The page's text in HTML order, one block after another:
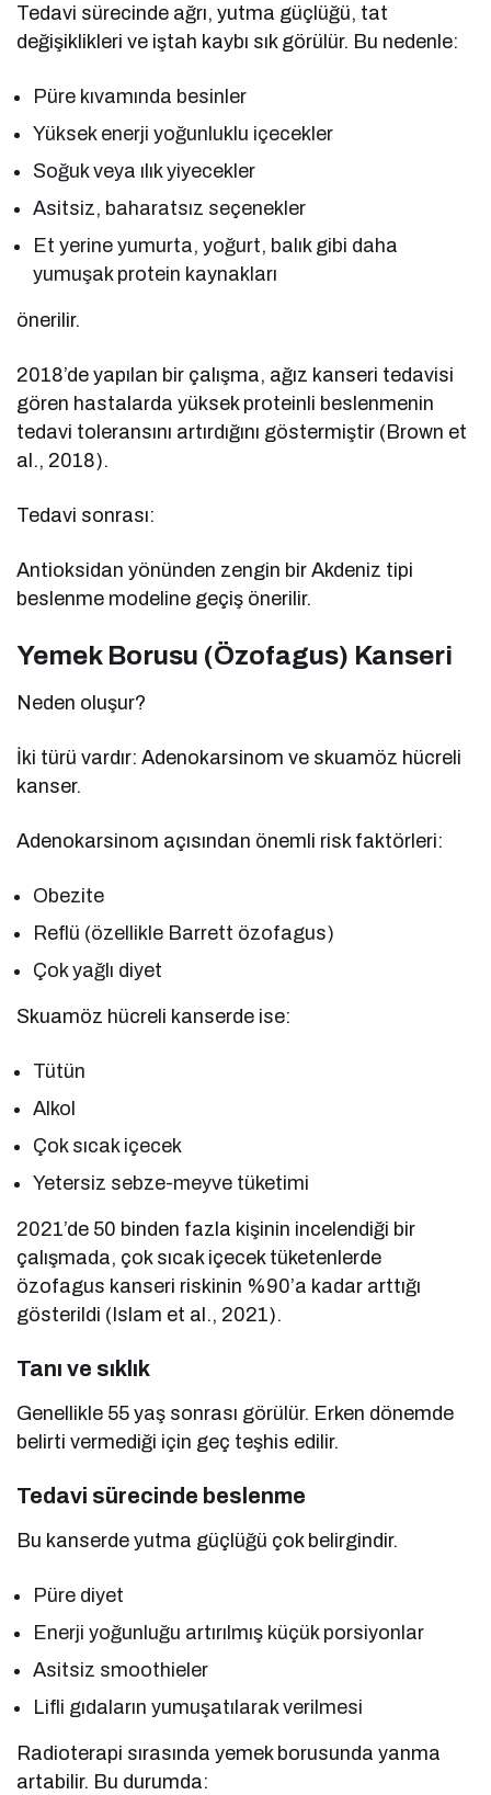
Tedavi sürecinde ağrı, yutma güçlüğü, tat
değişiklikleri ve iştah kaybı sık görülür. Bu nedenle:
Püre kıvamında besinler
Yüksek enerji yoğunluklu içecekler
Soğuk veya ılık yiyecekler
Asitsiz, baharatsız seçenekler
Et yerine yumurta, yoğurt, balık gibi daha
yumuşak protein kaynakları
önerilir.
2018’de yapılan bir çalışma, ağız kanseri tedavisi
gören hastalarda yüksek proteinli beslenmenin
tedavi toleransını artırdığını göstermiştir (Brown et
al., 2018).
Tedavi sonrası:
Antioksidan yönünden zengin bir Akdeniz tipi
beslenme modeline geçiş önerilir.
Yemek Borusu (Özofagus) Kanseri
Neden oluşur?
İki türü vardır: Adenokarsinom ve skuamöz hücreli
kanser.
Adenokarsinom açısından önemli risk faktörleri:
Obezite
Reflü (özellikle Barrett özofagus)
Çok yağlı diyet
Skuamöz hücreli kanserde ise:
Tütün
Alkol
Çok sıcak içecek
Yetersiz sebze-meyve tüketimi
2021’de 50 binden fazla kişinin incelendiği bir
çalışmada, çok sıcak içecek tüketenlerde
özofagus kanseri riskinin %90’a kadar arttığı
gösterildi (Islam et al., 2021).
Tanı ve sıklık
Genellikle 55 yaş sonrası görülür. Erken dönemde
belirti vermediği için geç teşhis edilir.
Tedavi sürecinde beslenme
Bu kanserde yutma güçlüğü çok belirgindir.
Püre diyet
Enerji yoğunluğu artırılmış küçük porsiyonlar
Asitsiz smoothieler
Lifli gıdaların yumuşatılarak verilmesi
Radioterapi sırasında yemek borusunda yanma
artabilir. Bu durumda: